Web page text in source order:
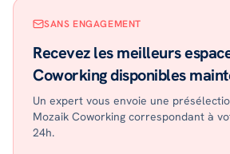
SANS ENGAGEMENT
Recevez les meilleurs
Coworking disponibles
Un expert vous envoie une
Mozaik Coworking correspondant à
24h.